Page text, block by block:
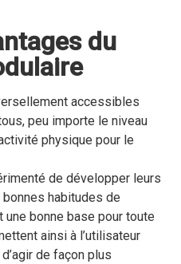
du
accessibles
peu importe le niveau
physique pour le
de développer leurs
habitudes de
bonne base pour toute
ainsi à l’utilisateur
de façon plus